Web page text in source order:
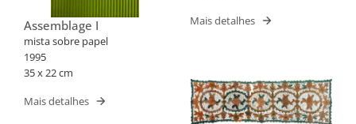
Assemblage I
mista sobre papel
1995
35 x 22 cm
Mais detalhes
Mais detalhes